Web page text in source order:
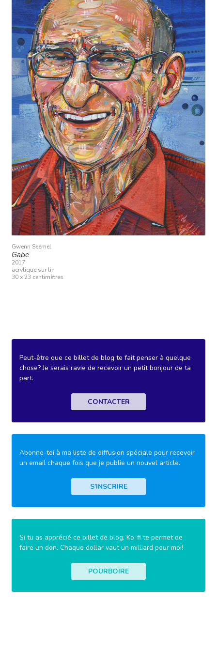
Gwenn Seemel
Gabe
2017
acrylique sur lin
30 x 23 centimètres
Peut-être que ce billet de blog te fait penser à quelque
chose? Je serais ravie de recevoir un petit bonjour de ta
part.
CONTACTER
Abonne-toi à ma liste de diffusion spéciale pour recevoir
un email chaque fois que je publie un nouvel article.
S’INSCRIRE
Si tu as apprécié ce billet de blog, Ko-fi te permet de
faire un don. Chaque dollar vaut un milliard pour moi!
POURBOIRE